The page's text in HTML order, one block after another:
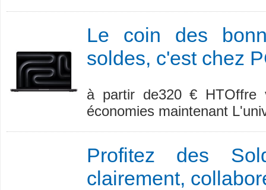
Le coin des
soldes, c'est chez
à partir de320 € HTOffre
économies maintenant
Profitez des
clairement,